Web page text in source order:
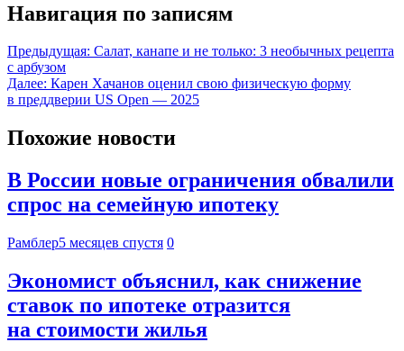
Навигация по записям
Предыдущая: Салат, канапе и не только: 3 необычных рецепта
с арбузом
Далее: Карен Хачанов оценил свою физическую форму
в преддверии US Open — 2025
Похожие новости
В России новые ограничения обвалили
спрос на семейную ипотеку
Рамблер5 месяцев спустя 0
Экономист объяснил, как снижение
ставок по ипотеке отразится
на стоимости жилья